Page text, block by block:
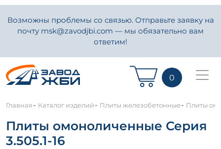
Возможны проблемы со связью. Отправьте заявку на
почту msk@zavodjbi.com — мы обязательно вам
ответим!
0
Главная- Каталог изделий- Плиты железобетонные- Плиты
Плиты омоноличенные Серия
3.505.1-16